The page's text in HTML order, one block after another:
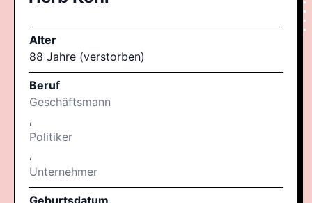
Alter
88 Jahre (verstorben)
Beruf
Geschäftsmann
,
Politiker
,
Unternehmer
Geburtsdatum